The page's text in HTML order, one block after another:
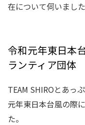
在について伺いました
令和元年東日本
ランティア団体
TEAM SHIROとあっ
元年東日本台風の際
た。